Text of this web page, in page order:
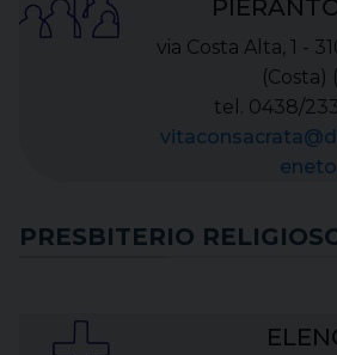
via Costa Alta, 1 -
(Costa)
tel. 0438/
PRESBITERIO